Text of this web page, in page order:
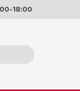
18:00